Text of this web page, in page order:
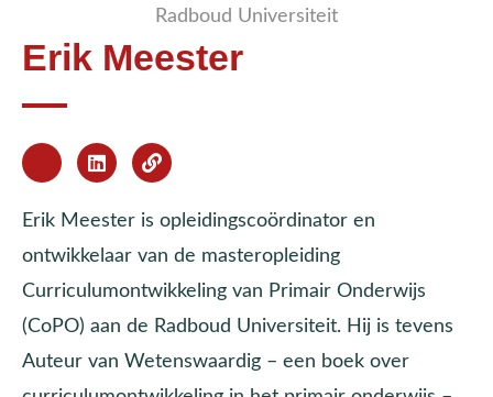
Radboud Universiteit
Erik Meester
Erik Meester is opleidingscoördinator en
ontwikkelaar van de masteropleiding
Curriculumontwikkeling van Primair Onderwijs
(CoPO) aan de Radboud Universiteit. Hij is tevens
Auteur van Wetenswaardig – een boek over